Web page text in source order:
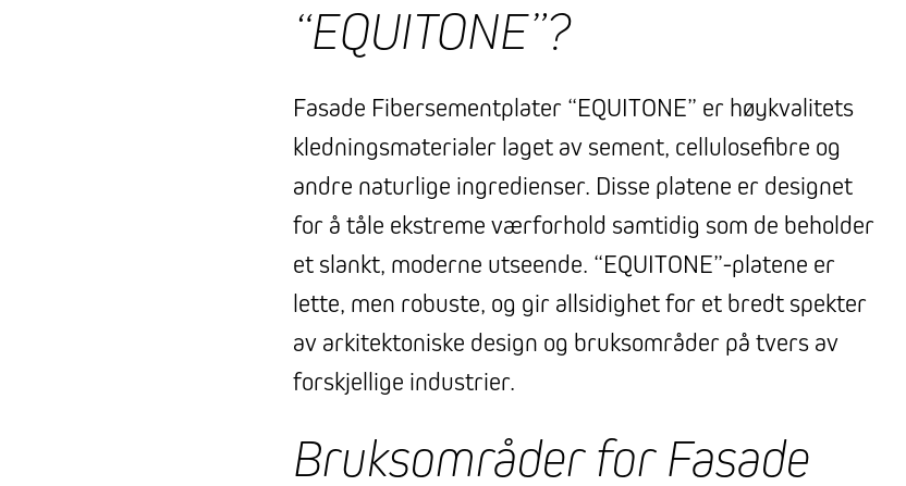
“EQUITONE”?
Fasade Fibersementplater “EQUITONE” er høykvalitets
kledningsmaterialer laget av sement, cellulosefibre og
andre naturlige ingredienser. Disse platene er designet
for å tåle ekstreme værforhold samtidig som de beholder
et slankt, moderne utseende. “EQUITONE”-platene er
lette, men robuste, og gir allsidighet for et bredt spekter
av arkitektoniske design og bruksområder på tvers av
forskjellige industrier.
Bruksområder for Fasade